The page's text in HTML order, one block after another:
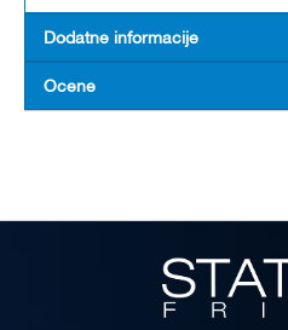
Dodatne informacije
Ocene